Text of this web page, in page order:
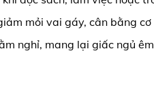
mỏi vai gáy, cân bằng cơ
nghỉ, mang lại giấc ngủ